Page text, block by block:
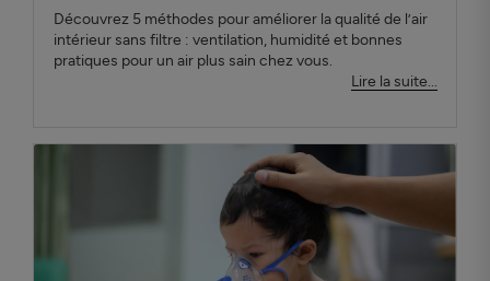
Découvrez 5 méthodes pour améliorer la qualité de l’air
intérieur sans filtre : ventilation, humidité et bonnes
pratiques pour un air plus sain chez vous.
Lire la suite...